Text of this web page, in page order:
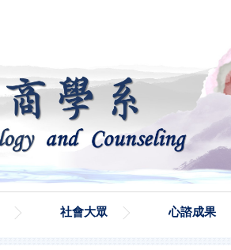
社會大眾 心諮成果